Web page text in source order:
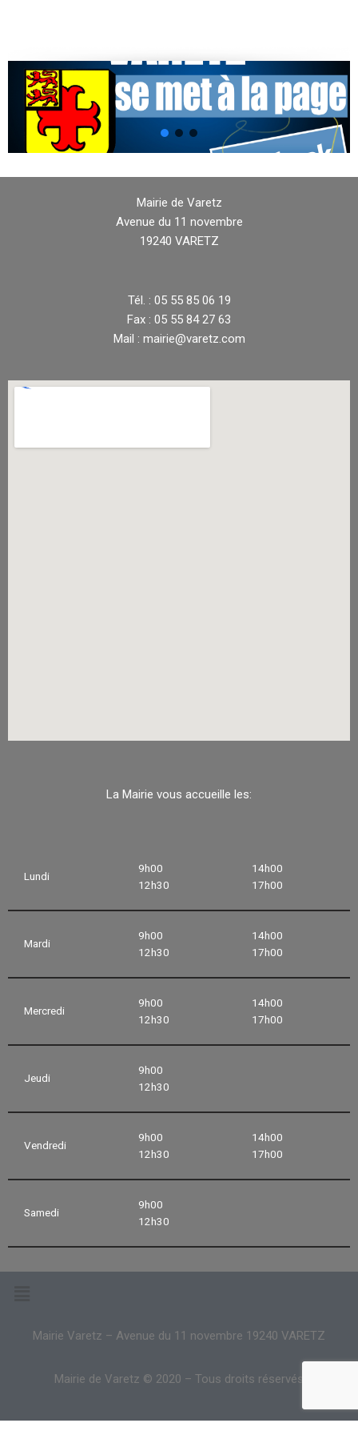
Mairie de Varetz
Avenue du 11 novembre
19240 VARETZ
Tél. : 05 55 85 06 19
Fax : 05 55 84 27 63
Mail : mairie@varetz.com
La Mairie vous accueille les:
Lundi
9h00
12h30
14h00
17h00
Mardi
9h00
12h30
14h00
17h00
Mercredi
9h00
12h30
14h00
17h00
Jeudi
9h00
12h30
Vendredi
9h00
12h30
14h00
17h00
Samedi
9h00
12h30
Mairie Varetz – Avenue du 11 novembre 19240 VARETZ
Mairie de Varetz © 2020 – Tous droits réservés